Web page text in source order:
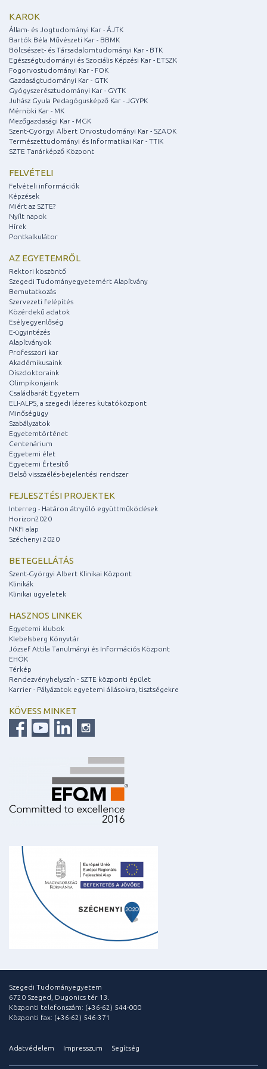
KAROK
Állam- és Jogtudományi Kar - ÁJTK
Bartók Béla Művészeti Kar - BBMK
Bölcsészet- és Társadalomtudományi Kar - BTK
Egészségtudományi és Szociális Képzési Kar - ETSZK
Fogorvostudományi Kar - FOK
Gazdaságtudományi Kar - GTK
Gyógyszerésztudományi Kar - GYTK
Juhász Gyula Pedagógusképző Kar - JGYPK
Mérnöki Kar - MK
Mezőgazdasági Kar - MGK
Szent-Györgyi Albert Orvostudományi Kar - SZAOK
Természettudományi és Informatikai Kar - TTIK
SZTE Tanárképző Központ
FELVÉTELI
Felvételi információk
Képzések
Miért az SZTE?
Nyílt napok
Hírek
Pontkalkulátor
AZ EGYETEMRŐL
Rektori köszöntő
Szegedi Tudományegyetemért Alapítvány
Bemutatkozás
Szervezeti felépítés
Közérdekű adatok
Esélyegyenlőség
E-ügyintézés
Alapítványok
Professzori kar
Akadémikusaink
Díszdoktoraink
Olimpikonjaink
Családbarát Egyetem
ELI-ALPS, a szegedi lézeres kutatóközpont
Minőségügy
Szabályzatok
Egyetemtörténet
Centenárium
Egyetemi élet
Egyetemi Értesítő
Belső visszaélés-bejelentési rendszer
FEJLESZTÉSI PROJEKTEK
Interreg - Határon átnyúló együttműködések
Horizon2020
NKFI alap
Széchenyi 2020
BETEGELLÁTÁS
Szent-Györgyi Albert Klinikai Központ
Klinikák
Klinikai ügyeletek
HASZNOS LINKEK
Egyetemi klubok
Klebelsberg Könyvtár
József Attila Tanulmányi és Információs Központ
EHÖK
Térkép
Rendezvényhelyszín - SZTE központi épület
Karrier - Pályázatok egyetemi állásokra, tisztségekre
KÖVESS MINKET
Szegedi Tudományegyetem
6720 Szeged, Dugonics tér 13.
Központi telefonszám: (+36-62) 544-000
Központi fax: (+36-62) 546-371
Adatvédelem Impresszum Segítség